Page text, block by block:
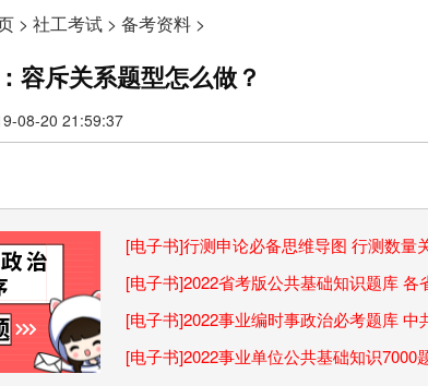
> 社工考试 > 备考资料 >
容斥关系题型怎么做？
08-20 21:59:37
[电子书]行测申论必备思维导图 行测数量
巧
[电子书]2022省考版公共基础知识题库 各
[电子书]2022事业编时事政治必考题库
[电子书]2022事业单位公共基础知识7000